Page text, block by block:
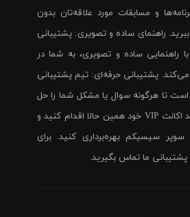
و مسابقات مورد علاقه‌تان بدون
راهنمای ساده و تصویری: پشتیبانی
راهنمایی ساده و تصویری، به شما در
پشتیبانی حرفه‌ای: تیم پشتیبانی
تا هرگونه سوال یا مشکل شما را حل
کند. برای خرید و تمدید اکانت VIP خود همین حالا اقدام کنید و
سیسیکم بهره‌برداری کنید. برای
پشتیبانی ما تماس بگیرید.